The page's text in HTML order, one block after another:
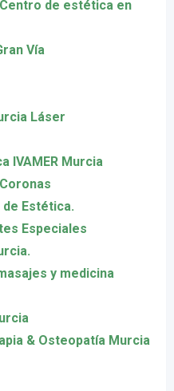
de estética en
Vía
Láser
IVAMER Murcia
Estética.
Especiales
y medicina
& Osteopatía Murcia